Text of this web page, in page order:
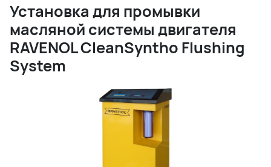
Установка для промывки
масляной системы двигателя
RAVENOL CleanSyntho Flushing
System